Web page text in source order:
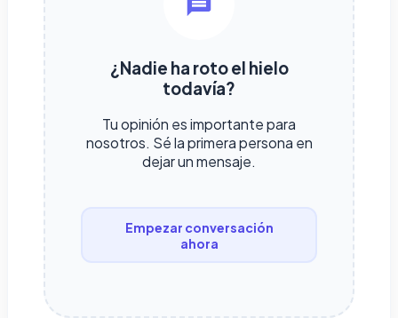
¿Nadie ha roto el hielo
todavía?
Tu opinión es importante para
nosotros. Sé la primera persona en
dejar un mensaje.
Empezar conversación
ahora